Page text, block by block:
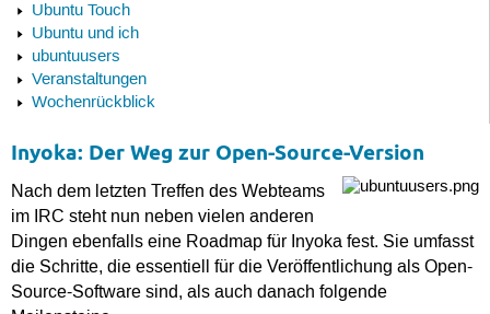
Ubuntu Touch
Ubuntu und ich
ubuntuusers
Veranstaltungen
Wochenrückblick
Inyoka: Der Weg zur Open-Source-Version
Nach dem letzten Treffen des Webteams
im IRC steht nun neben vielen anderen
Dingen ebenfalls eine Roadmap für Inyoka fest. Sie umfasst
die Schritte, die essentiell für die Veröffentlichung als Open-
Source-Software sind, als auch danach folgende